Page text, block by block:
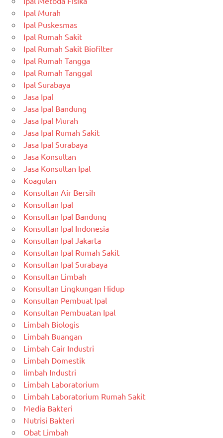
Ipal Murah
Ipal Puskesmas
Ipal Rumah Sakit
Ipal Rumah Sakit Biofilter
Ipal Rumah Tangga
Ipal Rumah Tanggal
Ipal Surabaya
Jasa Ipal
Jasa Ipal Bandung
Jasa Ipal Murah
Jasa Ipal Rumah Sakit
Jasa Ipal Surabaya
Jasa Konsultan
Jasa Konsultan Ipal
Koagulan
Konsultan Air Bersih
Konsultan Ipal
Konsultan Ipal Bandung
Konsultan Ipal Indonesia
Konsultan Ipal Jakarta
Konsultan Ipal Rumah Sakit
Konsultan Ipal Surabaya
Konsultan Limbah
Konsultan Lingkungan Hidup
Konsultan Pembuat Ipal
Konsultan Pembuatan Ipal
Limbah Biologis
Limbah Buangan
Limbah Cair Industri
Limbah Domestik
limbah Industri
Limbah Laboratorium
Limbah Laboratorium Rumah Sakit
Media Bakteri
Nutrisi Bakteri
Obat Limbah